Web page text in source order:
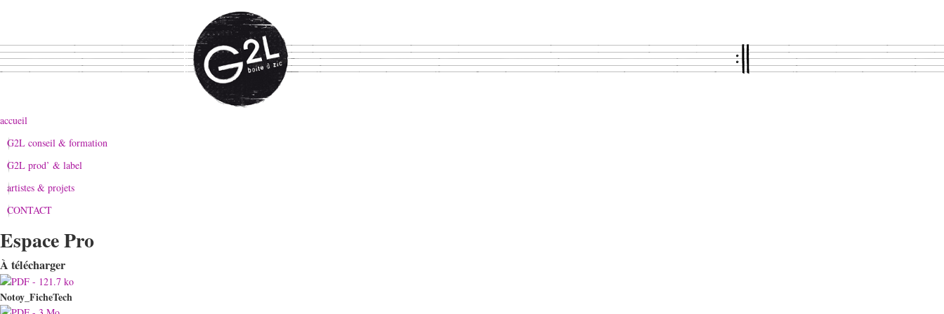
accueil
G2L conseil & formation
G2L prod’ & label
artistes & projets
CONTACT
Espace Pro
À télécharger
Notoy_FicheTech